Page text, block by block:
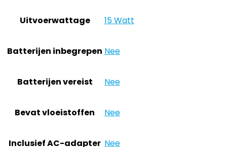
Uitvoerwattage ‎15 Watt
Batterijen inbegrepen ‎Nee
Batterijen vereist ‎Nee
Bevat vloeistoffen ‎Nee
Inclusief AC-adapter ‎Nee